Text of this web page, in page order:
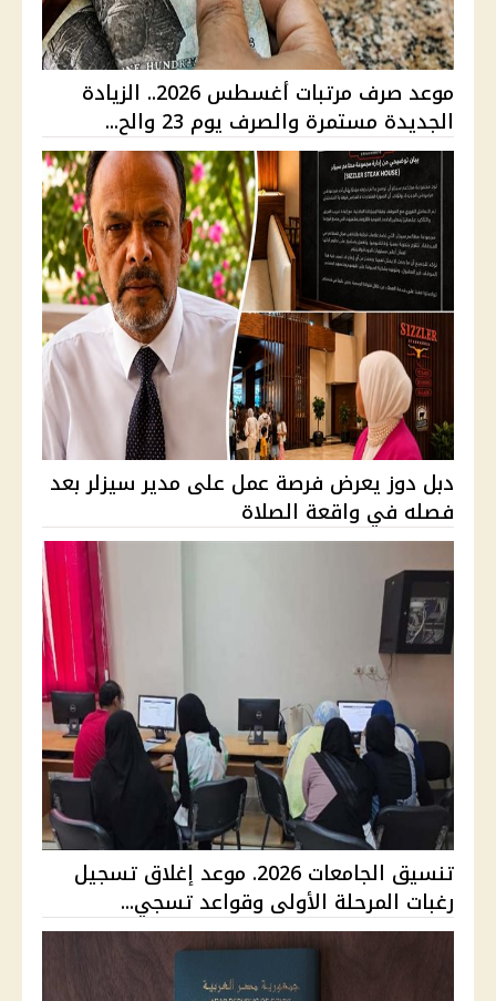
موعد صرف مرتبات أغسطس 2026.. الزيادة
الجديدة مستمرة والصرف يوم 23 والح...
دبل دوز يعرض فرصة عمل على مدير سيزلر بعد
فصله في واقعة الصلاة
تنسيق الجامعات 2026. موعد إغلاق تسجيل
رغبات المرحلة الأولى وقواعد تسجي...